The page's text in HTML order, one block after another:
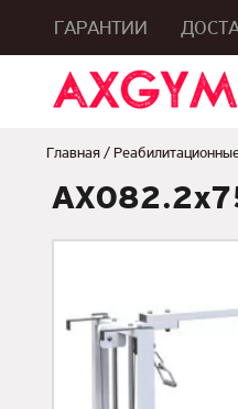
ГАРАНТИИ
Главная /